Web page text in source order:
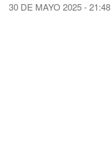
30 DE MAYO 2025 - 21:48